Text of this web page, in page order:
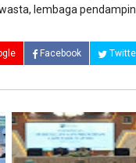
lembaga
Facebook